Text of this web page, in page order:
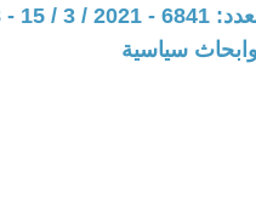
- 20:58
سياسية